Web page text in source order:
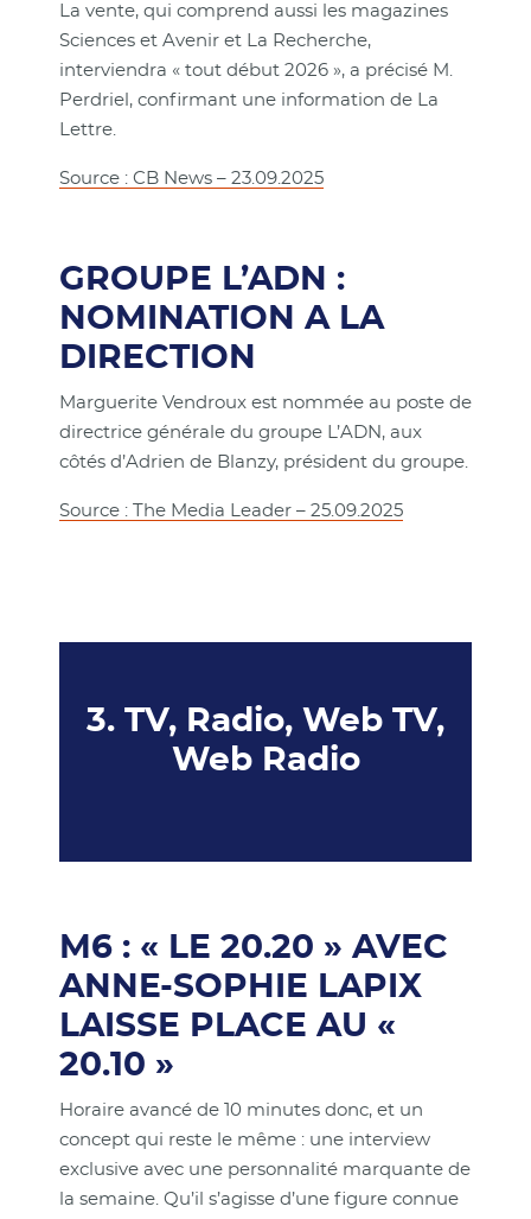
La vente, qui comprend aussi les magazines
Sciences et Avenir et La Recherche,
interviendra « tout début 2026 », a précisé M.
Perdriel, confirmant une information de La
Lettre.
Source : CB News – 23.09.2025
GROUPE L’ADN :
NOMINATION A LA
DIRECTION
Marguerite Vendroux est nommée au poste de
directrice générale du groupe L’ADN, aux
côtés d’Adrien de Blanzy, président du groupe.
Source : The Media Leader – 25.09.2025
3. TV, Radio, Web TV,
Web Radio
M6 : « LE 20.20 » AVEC
ANNE-SOPHIE LAPIX
LAISSE PLACE AU «
20.10 »
Horaire avancé de 10 minutes donc, et un
concept qui reste le même : une interview
exclusive avec une personnalité marquante de
la semaine. Qu’il s’agisse d’une figure connue